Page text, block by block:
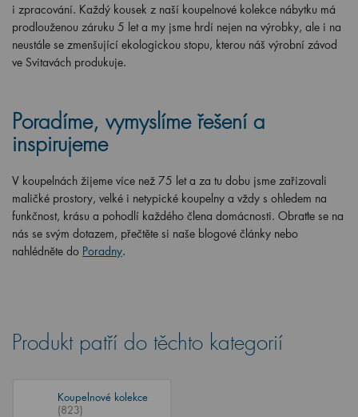
i zpracování. Každý kousek z naší koupelnové kolekce nábytku má
prodlouženou záruku 5 let a my jsme hrdí nejen na výrobky, ale i na
neustále se zmenšující ekologickou stopu, kterou náš výrobní závod
ve Svitavách produkuje.
Poradíme, vymyslíme řešení a
inspirujeme
V koupelnách žijeme více než 75 let a za tu dobu jsme zařizovali
maličké prostory, velké i netypické koupelny a vždy s ohledem na
funkčnost, krásu a pohodlí každého člena domácnosti. Obraťte se na
nás se svým dotazem, přečtěte si naše blogové články nebo
nahlédněte do Poradny.
Produkt patří do těchto kategorií
Koupelnové kolekce
(823)